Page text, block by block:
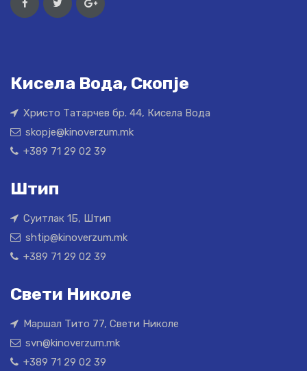
Кисела Вода, Скопје
Христо Татарчев бр. 44, Кисела Вода
skopje@kinoverzum.mk
+389 71 29 02 39
Штип
Суитлак 1Б, Штип
shtip@kinoverzum.mk
+389 71 29 02 39
Свети Николе
Маршал Тито 77, Свети Николе
svn@kinoverzum.mk
+389 71 29 02 39